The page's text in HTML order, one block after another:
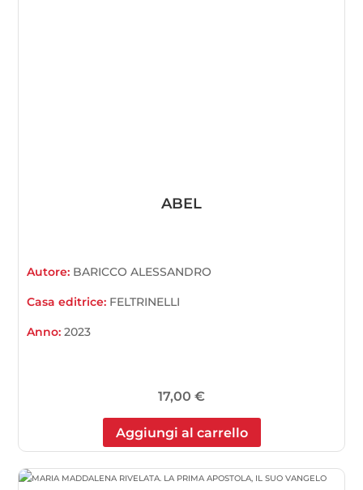
ABEL
Autore: BARICCO ALESSANDRO
Casa editrice: FELTRINELLI
Anno:2023
17,00 €
Aggiungi al carrello